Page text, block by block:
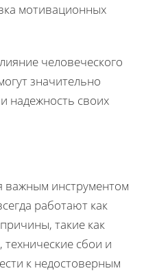
мотивационных
человеческого
значительно
надежность своих
важным инструментом
работают как
такие как
сбои и
к недостоверным